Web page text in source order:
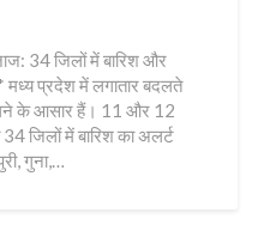
34 जिलों में बारिश और
प्रदेश में लगातार बदलते
के आसार हैं। 11 और 12
जिलों में बारिश का अलर्ट
गुना,…